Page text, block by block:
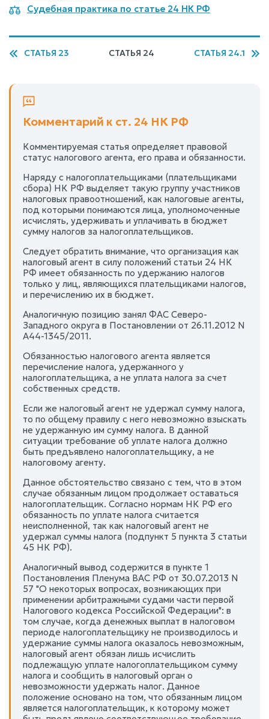
Судебная практика по статье 24 НК РФ
СТАТЬЯ 23 СТАТЬЯ 24 СТАТЬЯ 24.1
Комментарий к ст. 24 НК РФ
Комментируемая статья определяет правовой
статус налогового агента, его права и обязанности.
Наряду с налогоплательщиками (плательщиками
сбора) НК РФ выделяет такую группу участников
налоговых правоотношений, как налоговые агенты,
под которыми понимаются лица, уполномоченные
исчислять, удерживать и уплачивать в бюджет
сумму налогов за налогоплательщиков.
Следует обратить внимание, что организация как
налоговый агент в силу положений статьи 24 НК
РФ имеет обязанность по удержанию налогов
только у лиц, являющихся плательщиками налогов,
и перечислению их в бюджет.
Аналогичную позицию занял ФАС Северо-
Западного округа в Постановлении от 26.11.2012 N
А44-1345/2011.
Обязанностью налогового агента является
перечисление налога, удержанного у
налогоплательщика, а не уплата налога за счет
собственных средств.
Если же налоговый агент не удержал сумму налога,
то по общему правилу с него невозможно взыскать
не удержанную им сумму налога. В данной
ситуации требование об уплате налога должно
быть предъявлено налогоплательщику, а не
налоговому агенту.
Данное обстоятельство связано с тем, что в этом
случае обязанным лицом продолжает оставаться
налогоплательщик. Согласно нормам НК РФ его
обязанность по уплате налога считается
неисполненной, так как налоговый агент не
удержал суммы налога (подпункт 5 пункта 3 статьи
45 НК РФ).
Аналогичный вывод содержится в пункте 1
Постановления Пленума ВАС РФ от 30.07.2013 N
57 "О некоторых вопросах, возникающих при
применении арбитражными судами части первой
Налогового кодекса Российской Федерации": в
том случае, когда денежных выплат в налоговом
периоде налогоплательщику не производилось и
удержание суммы налога оказалось невозможным,
налоговый агент обязан лишь исчислить
подлежащую уплате налогоплательщиком сумму
налога и сообщить в налоговый орган о
невозможности удержать налог. Данное
положение основано на том, что обязанным лицом
является налогоплательщик, к которому может